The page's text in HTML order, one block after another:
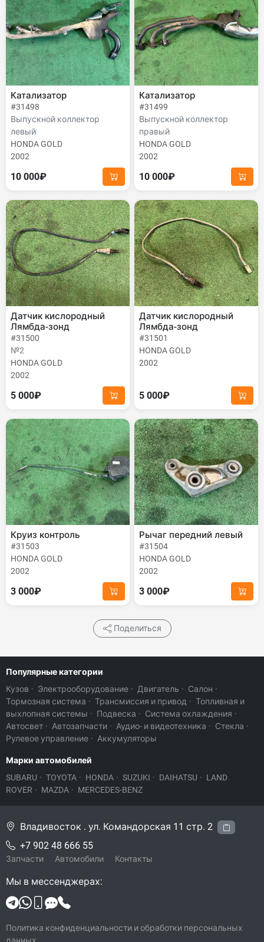
Катализатор
#31498
Выпускной коллектор
левый
HONDA GOLD
2002
10 000₽
Катализатор
#31499
Выпускной коллектор
правый
HONDA GOLD
2002
10 000₽
Датчик кислородный
Лямбда-зонд
#31500
№2
HONDA GOLD
2002
5 000₽
Датчик кислородный
Лямбда-зонд
#31501
HONDA GOLD
2002
5 000₽
Круиз контроль
#31503
HONDA GOLD
2002
3 000₽
Рычаг передний левый
#31504
HONDA GOLD
2002
3 000₽
Поделиться
Популярные категории
Кузов · Электрооборудование · Двигатель · Салон ·
Тормозная система · Трансмиссия и привод · Топливная и
выхлопная системы · Подвеска · Система охлаждения ·
Автосвет · Автозапчасти · Аудио- и видеотехника · Стекла ·
Рулевое управление · Аккумуляторы
Марки автомобилей
SUBARU · TOYOTA · HONDA · SUZUKI · DAIHATSU · LAND
ROVER · MAZDA · MERCEDES-BENZ
Владивосток . ул. Командорская 11 стр. 2
+7 902 48 666 55
Запчасти Автомобили Контакты
Мы в мессенджерах:
Политика конфиденциальности и обработки персональных